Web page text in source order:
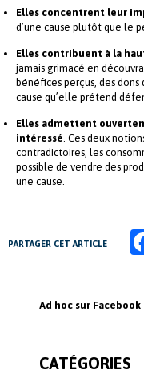
Elles concentrent leur
d’une cause plutôt que le
Elles contribuent à la
jamais grimacé en
bénéfices perçus, des
cause qu’elle prétend
Elles admettent
intéressé. Ces deux
contradictoires, les
possible de vendre des
une cause.
PARTAGER CET ARTICLE
Ad hoc sur Facebook
CATÉGORIES